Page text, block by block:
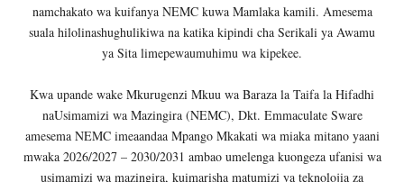
namchakato wa kuifanya NEMC kuwa Mamlaka kamili. Amesema
suala hilolinashughulikiwa na katika kipindi cha Serikali ya Awamu
ya Sita limepewaumuhimu wa kipekee.
Kwa upande wake Mkurugenzi Mkuu wa Baraza la Taifa la Hifadhi
naUsimamizi wa Mazingira (NEMC), Dkt. Emmaculate Sware
amesema NEMC imeaandaa Mpango Mkakati wa miaka mitano yaani
mwaka 2026/2027 – 2030/2031 ambao umelenga kuongeza ufanisi wa
usimamizi wa mazingira, kuimarisha matumizi ya teknolojia za